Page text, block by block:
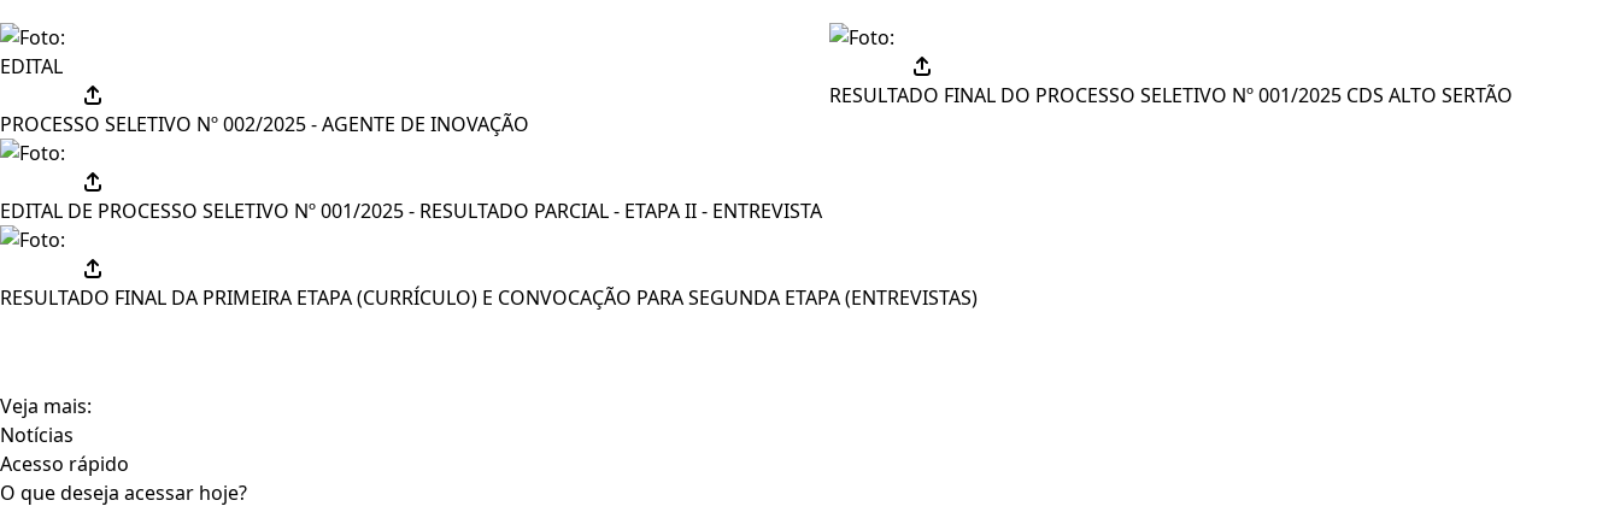
EDITAL
PROCESSO SELETIVO Nº 002/2025 - AGENTE DE INOVAÇÃO
RESULTADO FINAL DO PROCESSO SELETIVO Nº 001/2025 CDS ALTO SERTÃO
EDITAL DE PROCESSO SELETIVO Nº 001/2025 - RESULTADO PARCIAL - ETAPA II - ENTREVISTA
RESULTADO FINAL DA PRIMEIRA ETAPA (CURRÍCULO) E CONVOCAÇÃO PARA SEGUNDA ETAPA (ENTREVISTAS)
Veja mais:
Notícias
Acesso rápido
O que deseja acessar hoje?